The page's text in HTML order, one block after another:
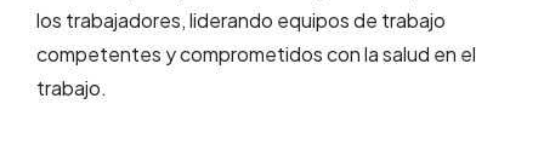
los trabajadores, liderando equipos de trabajo
competentes y comprometidos con la salud en el
trabajo.